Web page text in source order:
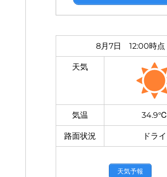
8月7日 12:00時点
天気
気温 34.9℃
路面状況 ドライ
天気予報